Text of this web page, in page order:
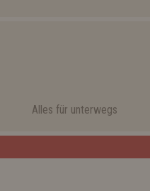
Alles für unterwegs